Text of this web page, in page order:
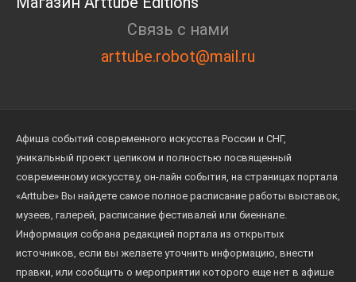
Связь с нами
arttube.robot@mail.ru
Афиша событий современного искусства России и СНГ,
уникальный проект целиком и полностью посвященный
современному искусству, он-лайн события, на страницах портала
«Arttube» Вы найдете самое полное расписание работы выставок,
музеев, галерей, расписание фестивалей или биеннале.
Информация собрана редакцией портала из открытых
источников, если вы желаете уточнить информацию, внести
правки, или сообщить о мероприятии которого еще нет в афише